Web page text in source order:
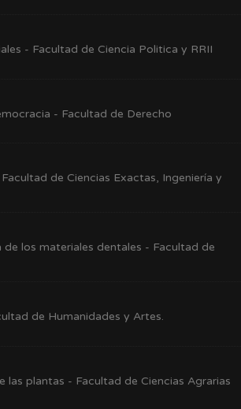
- Facultad de Ciencia Politica y RRII
- Facultad de Derecho
de Ciencias Exactas, Ingeniería y
los materiales dentales - Facultad de
de Humanidades y Artes.
plantas - Facultad de Ciencias Agrarias